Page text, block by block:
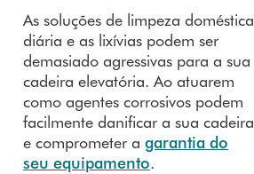
As soluções de limpeza doméstica
diária e as lixívias podem ser
demasiado agressivas para a sua
cadeira elevatória. Ao atuarem
como agentes corrosivos podem
facilmente danificar a sua cadeira
e comprometer a garantia do
seu equipamento.